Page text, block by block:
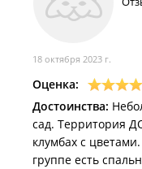
18 октября 2023 г.
Оценка:
Достоинства:
сад. Территория
клумбах с
группе есть